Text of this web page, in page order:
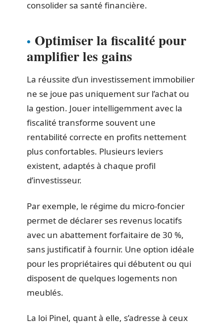
consolider sa santé financière.
Optimiser la fiscalité pour
amplifier les gains
La réussite d’un investissement immobilier
ne se joue pas uniquement sur l’achat ou
la gestion. Jouer intelligemment avec la
fiscalité transforme souvent une
rentabilité correcte en profits nettement
plus confortables. Plusieurs leviers
existent, adaptés à chaque profil
d’investisseur.
Par exemple, le régime du micro-foncier
permet de déclarer ses revenus locatifs
avec un abattement forfaitaire de 30 %,
sans justificatif à fournir. Une option idéale
pour les propriétaires qui débutent ou qui
disposent de quelques logements non
meublés.
La loi Pinel, quant à elle, s’adresse à ceux